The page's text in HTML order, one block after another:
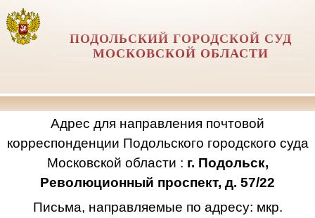
ПОДОЛЬСКИЙ ГОРОДСКОЙ СУД
МОСКОВСКОЙ ОБЛАСТИ
Адрес для направления почтовой
корреспонденции Подольского городского суда
Московской области : г. Подольск,
Революционный проспект, д. 57/22
Письма, направляемые по адресу: мкр.